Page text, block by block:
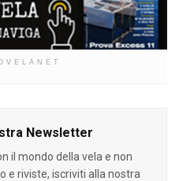
Newsletter
il mondo della vela e non
e riviste, iscriviti alla nostra